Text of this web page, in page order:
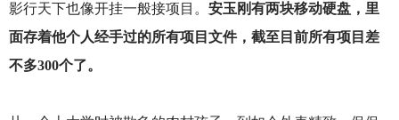
影行天下也像开挂一般接项目。 安玉刚有两块移动硬盘，里
面存着他个人经手过的所有项目文件，截至目前所有项目差
不多300个了。